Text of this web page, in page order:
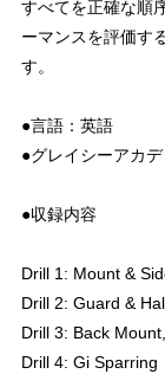
すべてを正確な順
ーマンスを評価す
す。
●言語：英語
●グレイシーアカ
●収録内容
Drill 1: Mount &
Drill 2: Guard &
Drill 3: Back
Drill 4: Gi Sparring